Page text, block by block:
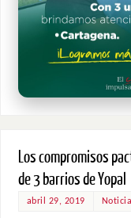
Los compromisos
de 3 barrios de Yopal
abril 29, 2019